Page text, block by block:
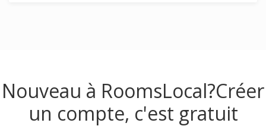
Nouveau à RoomsLocal?Créer
un compte, c'est gratuit